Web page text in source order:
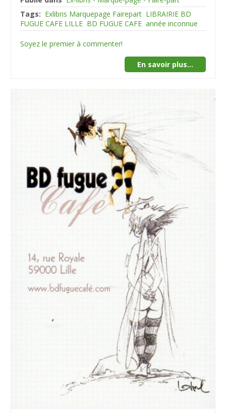
Tags: Exlibris Marquepage Fairepart LIBRAIRIE BD
FUGUE CAFE LILLE BD FUGUE CAFE année inconnue
Soyez le premier à commenter!
En savoir plus...